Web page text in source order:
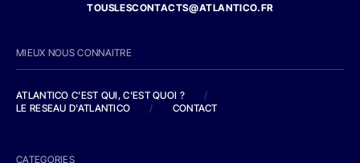
TOUSLESCONTACTS@ATLANTICO.FR
MIEUX NOUS CONNAITRE
ATLANTICO C'EST QUI, C'EST QUOI ?
/
LE RESEAU D'ATLANTICO
/ CONTACT
CATEGORIES